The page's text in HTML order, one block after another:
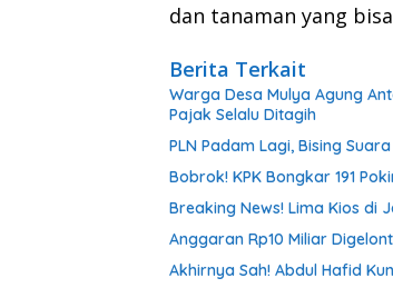
dan tanaman yang
Berita Terkait
Warga Desa Mulya Agung
Pajak Selalu Ditagih
PLN Padam Lagi, Bising
Bobrok! KPK Bongkar 191
Breaking News! Lima Kios di
Anggaran Rp10 Miliar
Akhirnya Sah! Abdul Hafid